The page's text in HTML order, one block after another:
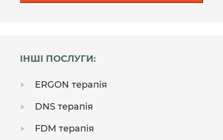
ІНШІ ПОСЛУГИ:
ERGON терапія
DNS терапія
FDM терапія